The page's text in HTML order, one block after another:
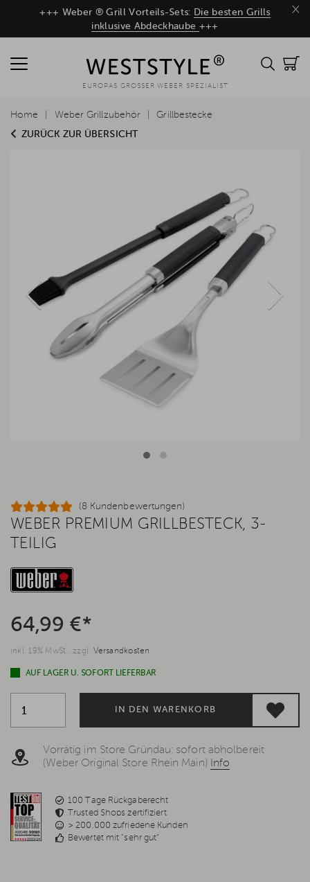
×
+++ Weber ® Grill Vorteils-Sets: Die besten Grills
inklusive Abdeckhaube +++
EUROPAS GROSSER WEBER SPEZIALIST
ZURÜCK ZUR ÜBERSICHT
Home Weber Grillzubehör Grillbestecke
(8 Kundenbewertungen)
WEBER PREMIUM GRILLBESTECK, 3-
TEILIG
64,99 €*
inkl. 19% MwSt., zzgl. Versandkosten
AUF LAGER U. SOFORT LIEFERBAR
IN DEN WARENKORB
Vorrätig im Store Gründau: sofort abholbereit
(Weber Original Store Rhein Main) Info
100 Tage Rückgaberecht
Trusted Shops zertifiziert
> 200.000 zufriedene Kunden
Bewertet mit "sehr gut"